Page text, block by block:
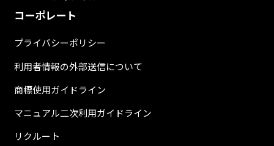
コーポレート
プライバシーポリシー
利用者情報の外部送信について
商標使用ガイドライン
マニュアル二次利用ガイドライン
リクルート